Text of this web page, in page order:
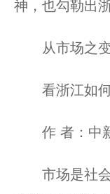
神，也勾勒出
从市场之
看浙江如何
作 者：中新
市场是社会